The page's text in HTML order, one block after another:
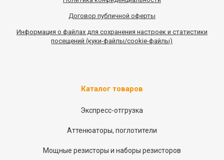
Договор публичной оферты
Информация о файлах для сохранения настроек и статистики
посещений (куки-файлы/cookie-файлы)
Каталог товаров
Экспресс-отгрузка
Аттенюаторы, поглотители
Мощные резисторы и наборы резисторов